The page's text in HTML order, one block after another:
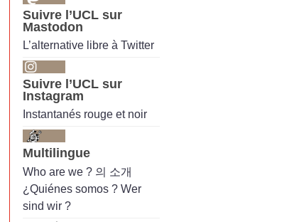
Suivre l’UCL sur
Mastodon
L’alternative libre à Twitter
Suivre l’UCL sur
Instagram
Instantanés rouge et noir
Multilingue
Who are we ? 의 소개
¿Quiénes somos ? Wer
sind wir ?